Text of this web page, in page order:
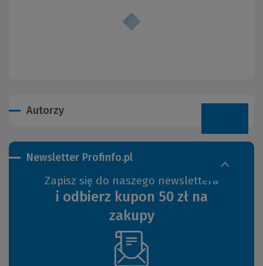
Autorzy
Newsletter Profinfo.pl
Zapisz się do naszego newslettera
i odbierz kupon 50 zł na
zakupy
(Nowe
okno)